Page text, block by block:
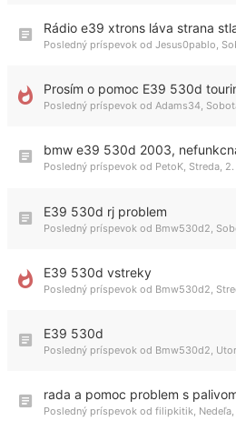
Rádio e39 xtrons láva strana
Posledný príspevok od Jesus0pablo
Prosím o pomoc E39 530d
Posledný príspevok od Adams34
bmw e39 530d 2003,
Posledný príspevok od PetoK, Streda,
E39 530d rj problem
Posledný príspevok od Bmw530d2
E39 530d vstreky
Posledný príspevok od Bmw530d2
E39 530d
Posledný príspevok od Bmw530d2
rada a pomoc problem s
Posledný príspevok od filipkitik